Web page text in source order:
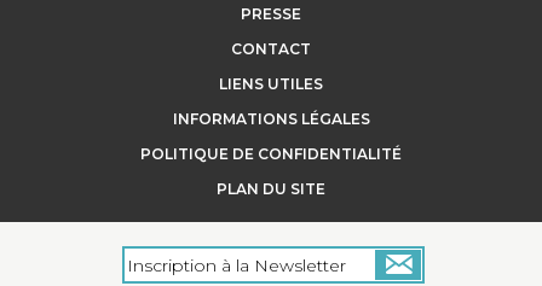
PRESSE
CONTACT
LIENS UTILES
INFORMATIONS LÉGALES
POLITIQUE DE CONFIDENTIALITÉ
PLAN DU SITE